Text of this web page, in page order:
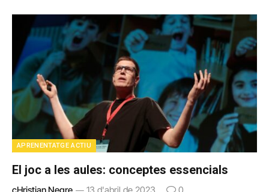
APRENENTATGE ACTIU
El joc a les aules: conceptes essencials
cHristian Negre 13 d'abril de 2023 0